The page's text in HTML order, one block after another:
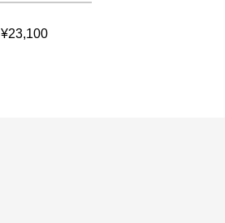
¥23,100